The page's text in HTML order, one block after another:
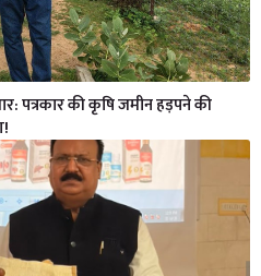
पत्रकार की कृषि जमीन हड़पने की